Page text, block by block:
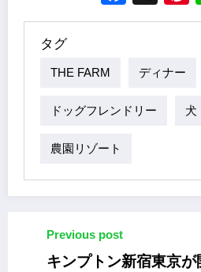
タグ
THE FARM ディナー
ドッグフレンドリー 犬
農園リゾート
Previous post
キンプトン新宿東京